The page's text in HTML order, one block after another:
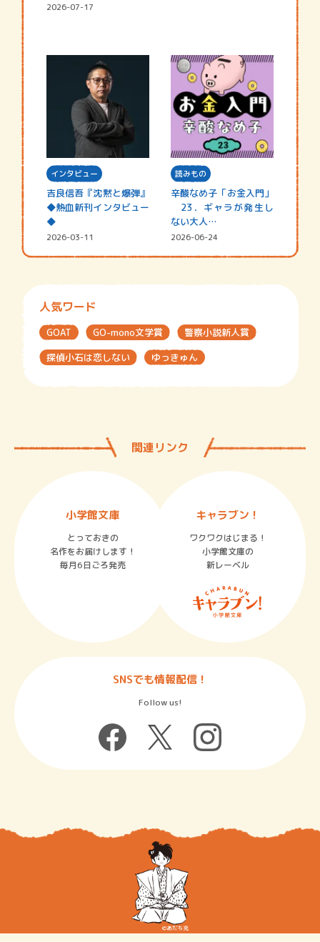
2026-07-17
インタビュー
吉良信吾『沈黙と爆弾』
◆熱血新刊インタビュー
◆
2026-03-11
読みもの
辛酸なめ子「お金入門」
23．ギャラが発生し
ない大人…
2026-06-24
人気ワード
GOAT GO-mono文学賞
警察小説新人賞
探偵小石は恋しない
ゆっきゅん
関連リンク
小学館文庫
とっておきの
名作をお届けします！
毎月6日ごろ発売
キャラブン！
ワクワクはじまる！
小学館文庫の
新レーベル
SNSでも情報配信！
Follow us!